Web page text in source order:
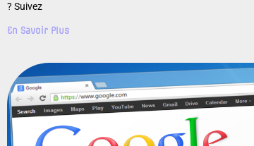
? Suivez
En Savoir Plus